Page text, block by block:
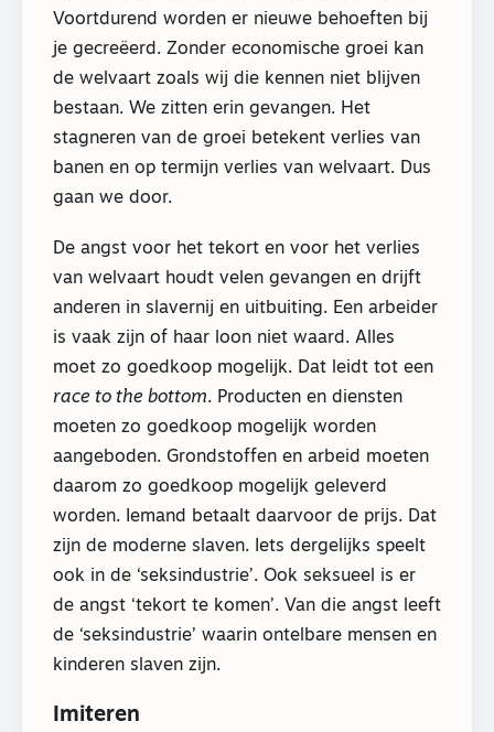
Voortdurend worden er nieuwe behoeften bij
je gecreëerd. Zonder economische groei kan
de welvaart zoals wij die kennen niet blijven
bestaan. We zitten erin gevangen. Het
stagneren van de groei betekent verlies van
banen en op termijn verlies van welvaart. Dus
gaan we door.
De angst voor het tekort en voor het verlies
van welvaart houdt velen gevangen en drijft
anderen in slavernij en uitbuiting. Een arbeider
is vaak zijn of haar loon niet waard. Alles
moet zo goedkoop mogelijk. Dat leidt tot een
race to the bottom. Producten en diensten
moeten zo goedkoop mogelijk worden
aangeboden. Grondstoffen en arbeid moeten
daarom zo goedkoop mogelijk geleverd
worden. Iemand betaalt daarvoor de prijs. Dat
zijn de moderne slaven. Iets dergelijks speelt
ook in de ‘seksindustrie’. Ook seksueel is er
de angst ‘tekort te komen’. Van die angst leeft
de ‘seksindustrie’ waarin ontelbare mensen en
kinderen slaven zijn.
Imiteren